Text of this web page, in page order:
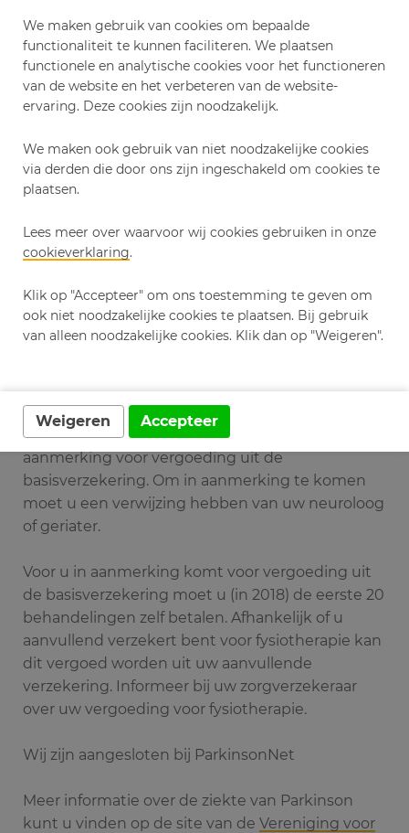
We maken gebruik van cookies om bepaalde
functionaliteit te kunnen faciliteren. We plaatsen
functionele en analytische cookies voor het functioneren
van de website en het verbeteren van de website-
ervaring. Deze cookies zijn noodzakelijk.
We maken ook gebruik van niet noodzakelijke cookies
via derden die door ons zijn ingeschakeld om cookies te
plaatsen.
Lees meer over waarvoor wij cookies gebruiken in onze
cookieverklaring.
Klik op "Accepteer" om ons toestemming te geven om
ook niet noodzakelijke cookies te plaatsen. Bij gebruik
van alleen noodzakelijke cookies. Klik dan op "Weigeren".
Weigeren Accepteer
afgestemd op uw fysieke mogelijkheden en
wensen.
De behandeling kan onder andere bestaan uit:
Looptraining
Evenwichtsoefeningen
de houding
Valpreventie
beweeg strategie/cues)
Advies en voorlichting
De ziekte van Parkinson staat op de chronische
lijst van Borst. Hierdoor komt de ziekte in
aanmerking voor vergoeding uit de
basisverzekering. Om in aanmerking te komen
moet u een verwijzing hebben van uw neuroloog
of geriater.
Voor u in aanmerking komt voor vergoeding uit
de basisverzekering moet u (in 2018) de eerste 20
behandelingen zelf betalen. Afhankelijk of u
aanvullend verzekert bent voor fysiotherapie kan
dit vergoed worden uit uw aanvullende
verzekering. Informeer bij uw zorgverzekeraar
over uw vergoeding voor fysiotherapie.
Wij zijn aangesloten bij ParkinsonNet
Meer informatie over de ziekte van Parkinson
kunt u vinden op de site van de Vereniging voor